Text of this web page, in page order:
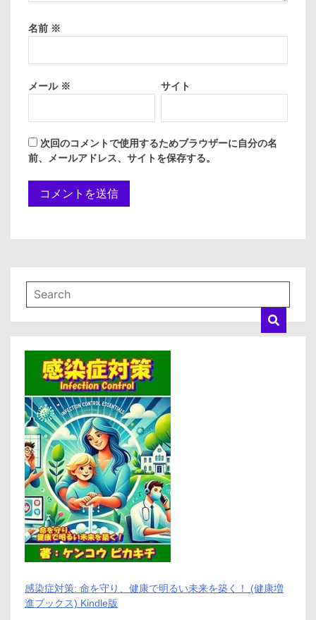
名前 ※
メール ※ サイト
次回のコメントで使用するためブラウザーに自分の名
前、メールアドレス、サイトを保存する。
感染症対策: 命を守り、健康で明るい未来を築く！ (健康増
進ブックス) Kindle版